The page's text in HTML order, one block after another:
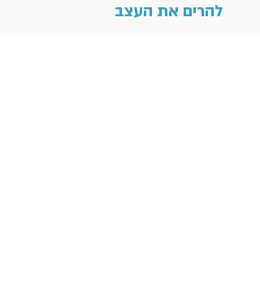
להרים את העצב